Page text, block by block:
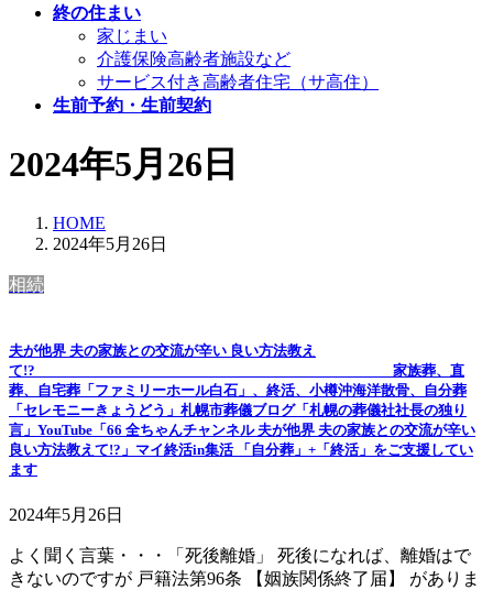
終の住まい
家じまい
介護保険高齢者施設など
サービス付き高齢者住宅（サ高住）
生前予約・生前契約
2024年5月26日
HOME
2024年5月26日
相続
夫が他界 夫の家族との交流が辛い 良い方法教え
て!? 家族葬、直
葬、自宅葬「ファミリーホール白石」、終活、小樽沖海洋散骨、自分葬
「セレモニーきょうどう」札幌市葬儀ブログ「札幌の葬儀社社長の独り
言」YouTube「66 全ちゃんチャンネル 夫が他界 夫の家族との交流が辛い
良い方法教えて!?」マイ終活in集活 「自分葬」+「終活」をご支援してい
ます
2024年5月26日
よく聞く言葉・・・「死後離婚」 死後になれば、離婚はで
きないのですが 戸籍法第96条 【姻族関係終了届】 がありま